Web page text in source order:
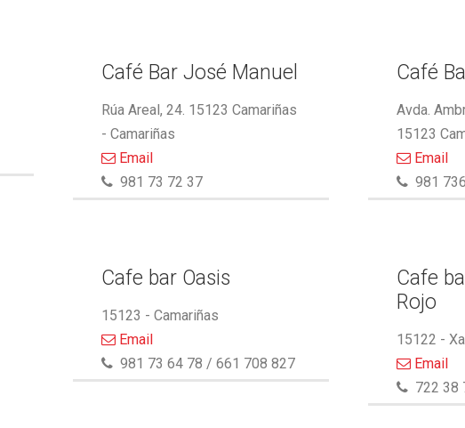
Café Bar José Manuel
Rúa Areal, 24. 15123 Camariñas
- Camariñas
Email
981 73 72 37
Café
Avda.
15123
Email
981
Cafe bar Oasis
15123 - Camariñas
Email
981 73 64 78 / 661 708 827
Cafe
Rojo
15122 -
Email
722 38